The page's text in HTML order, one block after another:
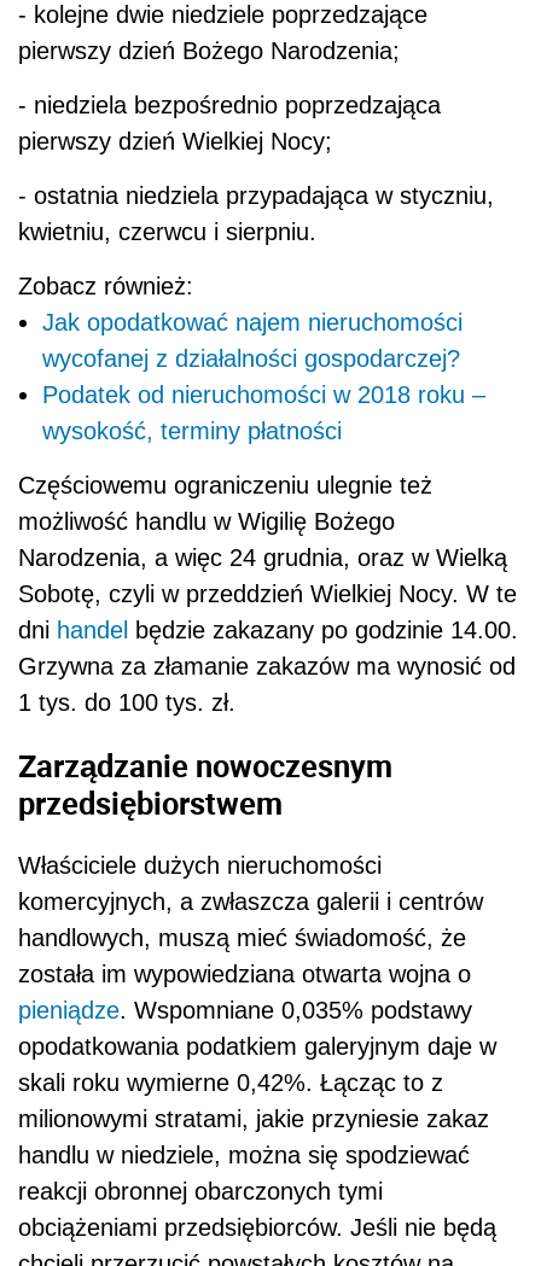
- kolejne dwie niedziele poprzedzające
pierwszy dzień Bożego Narodzenia;
- niedziela bezpośrednio poprzedzająca
pierwszy dzień Wielkiej Nocy;
- ostatnia niedziela przypadająca w styczniu,
kwietniu, czerwcu i sierpniu.
Zobacz również:
Jak opodatkować najem nieruchomości
wycofanej z działalności gospodarczej?
Podatek od nieruchomości w 2018 roku –
wysokość, terminy płatności
Częściowemu ograniczeniu ulegnie też
możliwość handlu w Wigilię Bożego
Narodzenia, a więc 24 grudnia, oraz w Wielką
Sobotę, czyli w przeddzień Wielkiej Nocy. W te
dni handel będzie zakazany po godzinie 14.00.
Grzywna za złamanie zakazów ma wynosić od
1 tys. do 100 tys. zł.
Zarządzanie nowoczesnym
przedsiębiorstwem
Właściciele dużych nieruchomości
komercyjnych, a zwłaszcza galerii i centrów
handlowych, muszą mieć świadomość, że
została im wypowiedziana otwarta wojna o
pieniądze. Wspomniane 0,035% podstawy
opodatkowania podatkiem galeryjnym daje w
skali roku wymierne 0,42%. Łącząc to z
milionowymi stratami, jakie przyniesie zakaz
handlu w niedziele, można się spodziewać
reakcji obronnej obarczonych tymi
obciążeniami przedsiębiorców. Jeśli nie będą